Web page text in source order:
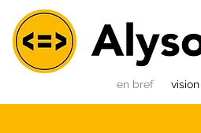
en bref vision